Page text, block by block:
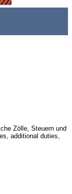
Zölle, Steuern und
additional duties,